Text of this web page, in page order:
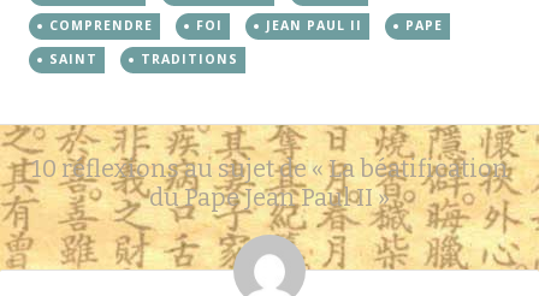
COMPRENDRE
FOI JEAN PAUL II
PAPE
SAINT
TRADITIONS
Navigation
des
articles
←
→
10 réflexions au sujet de « La béatification
du Pape Jean Paul II»